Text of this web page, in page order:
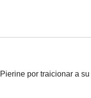
por traicionar a su